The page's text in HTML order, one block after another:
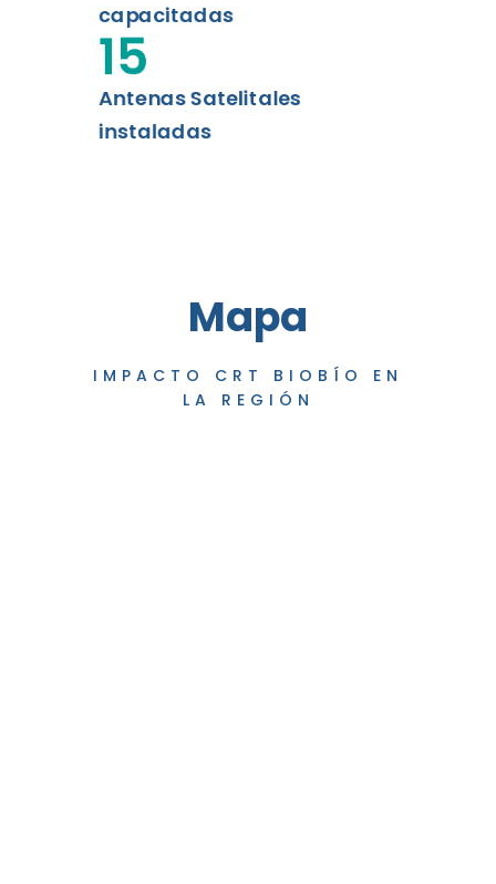
capacitadas
Antenas Satelitales
instaladas
15
Mapa
IMPACTO CRT BIOBÍO EN
LA REGIÓN